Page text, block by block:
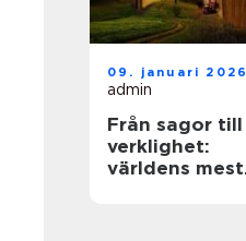
09. januari 2026
admin
Från sagor till
verklighet:
världens mest